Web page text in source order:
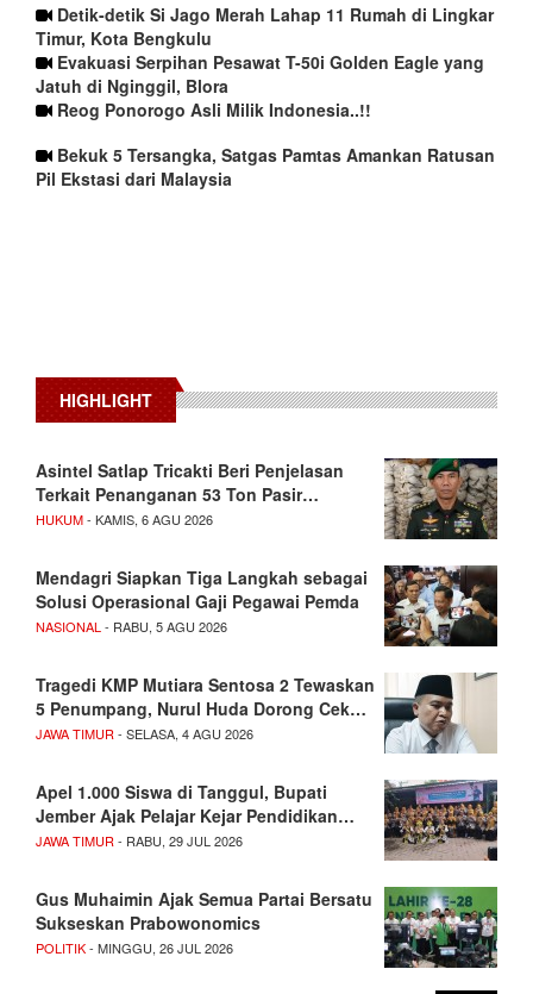
Detik-detik Si Jago Merah Lahap 11 Rumah di Lingkar
Timur, Kota Bengkulu
Evakuasi Serpihan Pesawat T-50i Golden Eagle yang
Jatuh di Nginggil, Blora
Reog Ponorogo Asli Milik Indonesia..!!
Bekuk 5 Tersangka, Satgas Pamtas Amankan Ratusan
Pil Ekstasi dari Malaysia
HIGHLIGHT
Asintel Satlap Tricakti Beri Penjelasan
Terkait Penanganan 53 Ton Pasir…
HUKUM- KAMIS, 6 AGU 2026
Mendagri Siapkan Tiga Langkah sebagai
Solusi Operasional Gaji Pegawai Pemda
NASIONAL - RABU, 5 AGU 2026
Tragedi KMP Mutiara Sentosa 2 Tewaskan
5 Penumpang, Nurul Huda Dorong Cek…
JAWA TIMUR - SELASA, 4 AGU 2026
Apel 1.000 Siswa di Tanggul, Bupati
Jember Ajak Pelajar Kejar Pendidikan…
JAWA TIMUR - RABU, 29 JUL 2026
Gus Muhaimin Ajak Semua Partai Bersatu
Sukseskan Prabowonomics
POLITIK- MINGGU, 26 JUL 2026